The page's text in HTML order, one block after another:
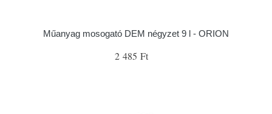
Műanyag mosogató DEM négyzet 9 l - ORION
2 485 Ft